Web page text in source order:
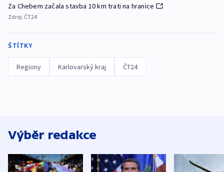
Za Chebem začala stavba 10 km trati na hranice
Zdroj: ČT24
ŠTÍTKY
Regiony Karlovarský kraj ČT24
Výběr redakce